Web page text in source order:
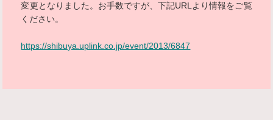
変更となりました。お手数ですが、下記URLより情報をご覧
ください。
https://shibuya.uplink.co.jp/event/2013/6847